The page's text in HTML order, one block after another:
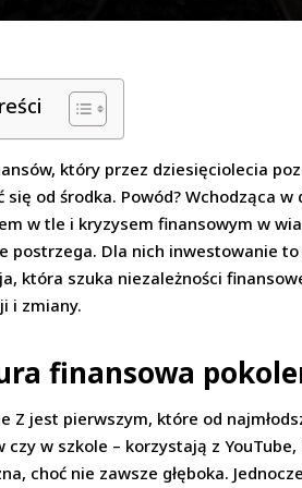
który przez dziesięciolecia
się od środka. Powód? Wchodząca
w tle i kryzysem finansowym w
postrzega. Dla nich inwestowanie
która szuka niezależności
i zmiany.
finansowa
Z jest pierwszym, które od
czy w szkole – korzystają z
choć nie zawsze głęboka.